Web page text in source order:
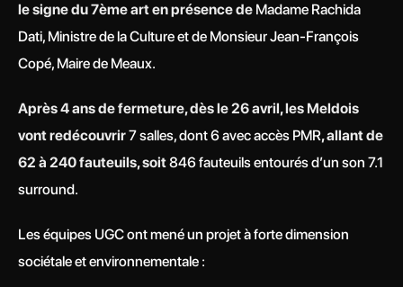
le signe du 7ème art en présence de Madame Rachida
Dati, Ministre de la Culture et de Monsieur Jean-François
Copé, Maire de Meaux.
Après 4 ans de fermeture, dès le 26 avril, les Meldois
vont redécouvrir7 salles, dont 6 avec accès PMR, allant de
62 à 240 fauteuils, soit846 fauteuils entourés d’un son 7.1
surround.
Les équipes UGC ont mené un projet à forte dimension
sociétale et environnementale :